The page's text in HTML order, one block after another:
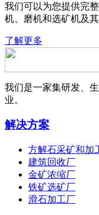
我们可以为您提供完
机、磨机和选矿机及其
了解更多
我们是一家集研发、
业。
解决方案
方解石采矿和加
建筑回收厂
金矿浓缩厂
铁矿选矿厂
滑石加工厂